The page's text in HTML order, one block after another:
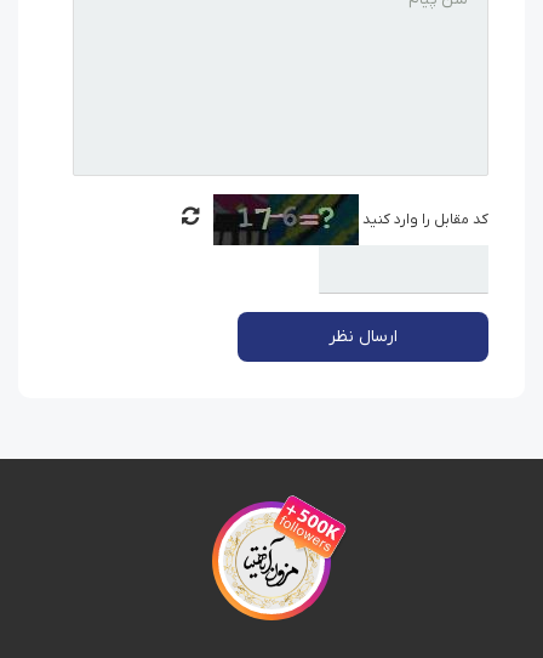
کد مقابل را وارد کنید
ارسال نظر